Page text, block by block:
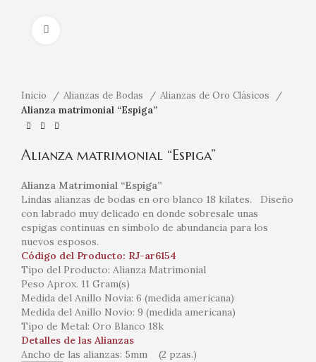
Inicio Alianzas de Bodas
Alianzas de Oro Clásicos
Alianza matrimonial “Espiga”
Alianza matrimonial “Espiga”
Alianza Matrimonial “Espiga”
Lindas alianzas de bodas en oro blanco 18 kilates. Diseño
con labrado muy delicado en donde sobresale unas
espigas continuas en símbolo de abundancia para los
nuevos esposos.
Código del Producto: RJ-ar6154
Tipo del Producto: Alianza Matrimonial
Peso Aprox. 11 Gram(s)
Medida del Anillo Novia: 6 (medida americana)
Medida del Anillo Novio: 9 (medida americana)
Tipo de Metal: Oro Blanco 18k
Detalles de las Alianzas
Ancho de las alianzas: 5mm (2 pzas.)